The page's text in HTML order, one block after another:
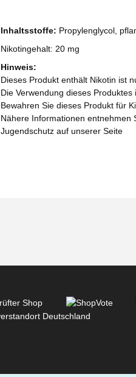
Inhaltsstoffe: Propylenglycol,
Nikotingehalt: 20 mg
Hinweis:
Dieses Produkt enthält Nikotin ist
Die Verwendung dieses
Bewahren Sie dieses Produkt für
Nähere Informationen entnehmen
Jugendschutz auf unserer Seite